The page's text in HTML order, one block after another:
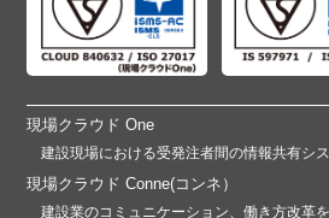
現場クラウド One
建設現場における受発注者間の情報共有シ
現場クラウド Conne(コンネ）
建設業のコミュニケーション、働き方改革